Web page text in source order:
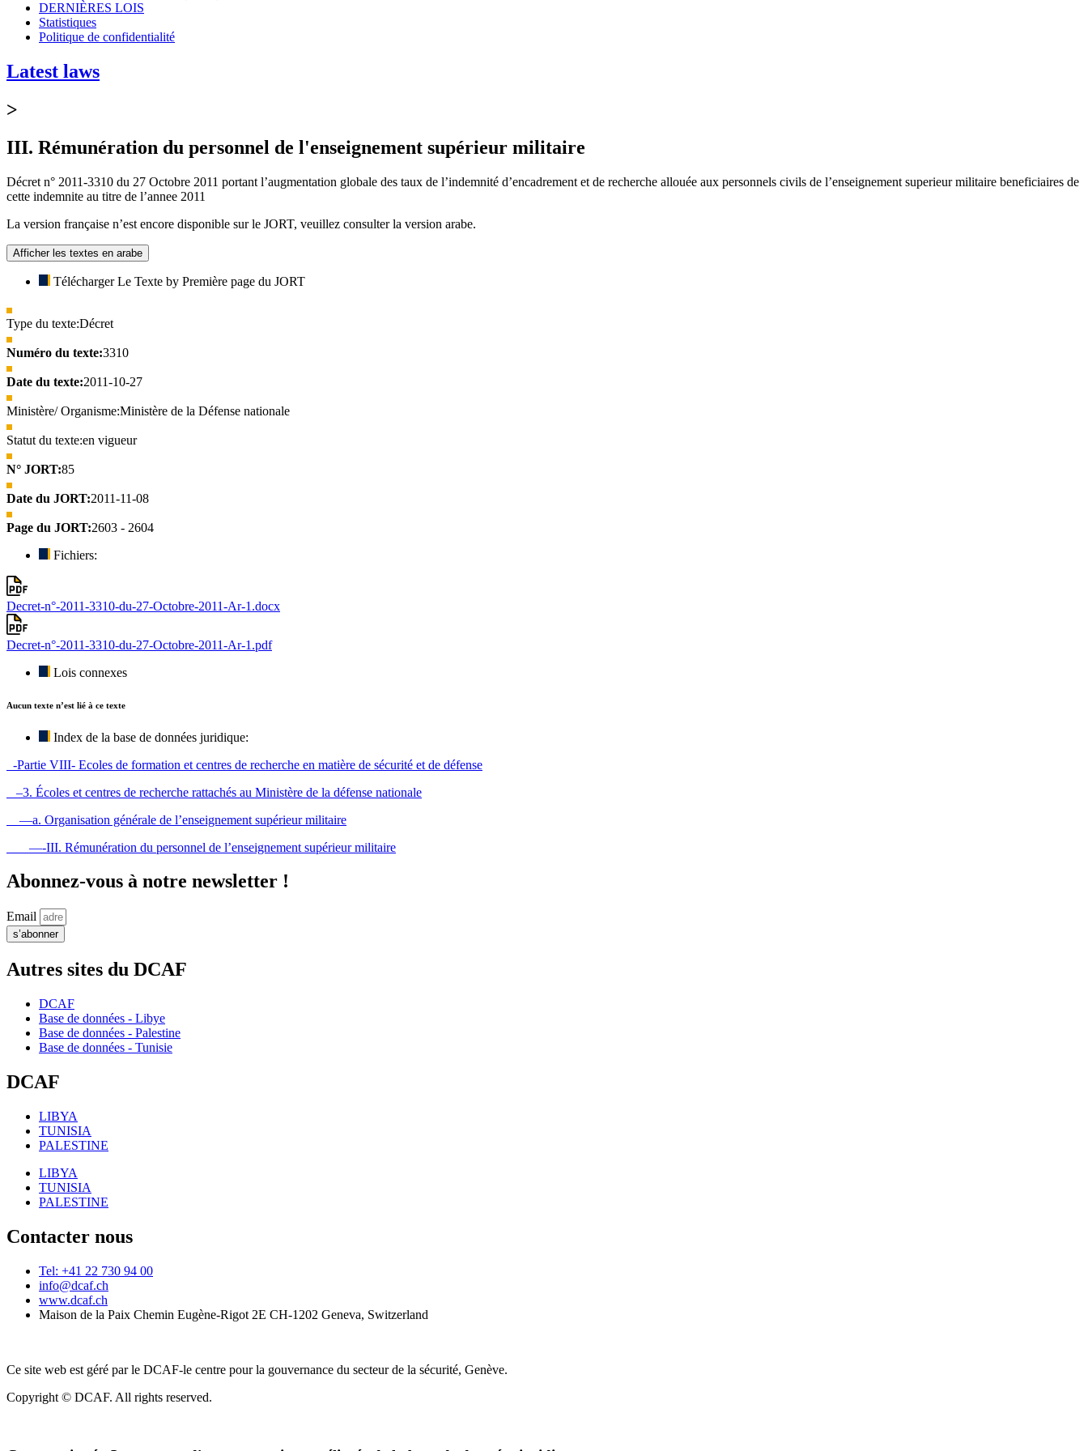
DERNIÈRES LOIS
Statistiques
Politique de confidentialité
Latest laws
>
III. Rémunération du personnel de l'enseignement supérieur militaire
Décret n° 2011-3310 du 27 Octobre 2011 portant l’augmentation globale des taux de l’indemnité d’encadrement et de recherche allouée aux personnels civils de l’enseignement superieur militaire beneficiaires de
cette indemnite au titre de l’annee 2011
La version française n’est encore disponible sur le JORT, veuillez consulter la version arabe.
Afficher les textes en arabe
Télécharger Le Texte by Première page du JORT
Type du texte:Décret
Numéro du texte:3310
Date du texte:2011-10-27
Ministère/ Organisme:Ministère de la Défense nationale
Statut du texte:en vigueur
N° JORT:85
Date du JORT:2011-11-08
Page du JORT:2603 - 2604
Fichiers:
Decret-n°-2011-3310-du-27-Octobre-2011-Ar-1.docx
Decret-n°-2011-3310-du-27-Octobre-2011-Ar-1.pdf
Lois connexes
Aucun texte n’est lié à ce texte
Index de la base de données juridique:
-Partie VIII- Ecoles de formation et centres de recherche en matière de sécurité et de défense
–3. Écoles et centres de recherche rattachés au Ministère de la défense nationale
—a. Organisation générale de l’enseignement supérieur militaire
—-III. Rémunération du personnel de l’enseignement supérieur militaire
Abonnez-vous à notre newsletter !
Email
s’abonner
Autres sites du DCAF
DCAF
Base de données - Libye
Base de données - Palestine
Base de données - Tunisie
DCAF
LIBYA
TUNISIA
PALESTINE
LIBYA
TUNISIA
PALESTINE
Contacter nous
Tel: +41 22 730 94 00
info@dcaf.ch
www.dcaf.ch
Maison de la Paix Chemin Eugène-Rigot 2E CH-1202 Geneva, Switzerland
Ce site web est géré par le DCAF-le centre pour la gouvernance du secteur de la sécurité, Genève.
Copyright © DCAF. All rights reserved.